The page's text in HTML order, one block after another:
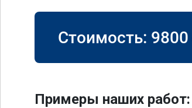
Стоимость: 9800
Примеры наших работ: